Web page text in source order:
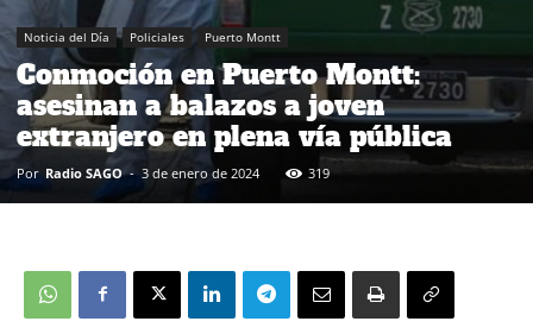
Noticia del Día Policiales Puerto Montt
Conmoción en Puerto Montt:
asesinan a balazos a joven
extranjero en plena vía pública
Por Radio SAGO - 3 de enero de 2024 319